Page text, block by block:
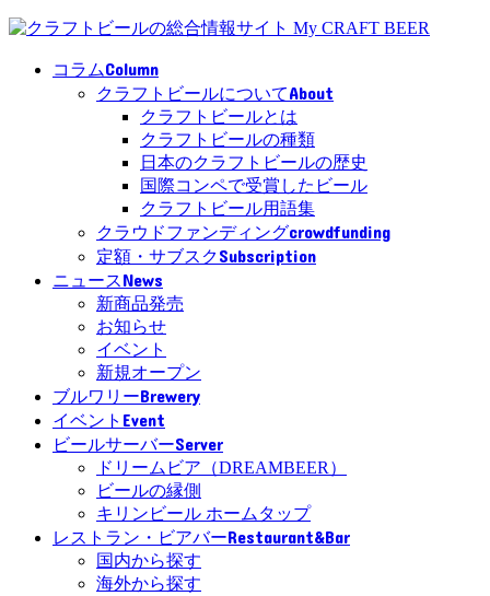
コラムColumn
クラフトビールについてAbout
クラフトビールとは
クラフトビールの種類
日本のクラフトビールの歴史
国際コンペで受賞したビール
クラフトビール用語集
クラウドファンディングcrowdfunding
定額・サブスクSubscription
ニュースNews
新商品発売
お知らせ
イベント
新規オープン
ブルワリーBrewery
イベント Event
ビールサーバーServer
ドリームビア（DREAMBEER）
ビールの縁側
キリンビール ホームタップ
レストラン・ビアバーRestaurant&Bar
国内から探す
海外から探す